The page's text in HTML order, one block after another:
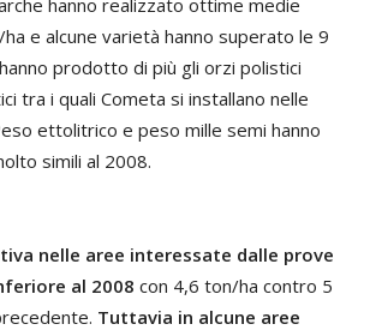
e alcune varietà hanno superato le 9
prodotto di più gli orzi polistici
tra i quali Cometa si installano nelle
ettolitrico e peso mille semi hanno
simili al 2008.
nelle aree interessate dalle prove
al 2008 con 4,6 ton/ha contro 5
Tuttavia in alcune aree